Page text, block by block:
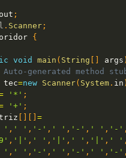
out ;
. Scanner ;
{
void main ( String args )
Auto-generated method
tec=new Scanner( System . in )
'*' ;
'+' ;
=
' , ' ' , '-' , ' ' , '-' , ' ' , '-' ,
, '|' , ' ' , '|' , ' ' , '|' , ' ' ,
' , ' ' , '-' , ' ' , '-' , ' ' , '-' ,